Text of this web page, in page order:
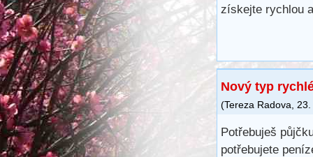
získejte rychlou
Nový typ
(Tereza Radova
Potřebuješ
potřebujete